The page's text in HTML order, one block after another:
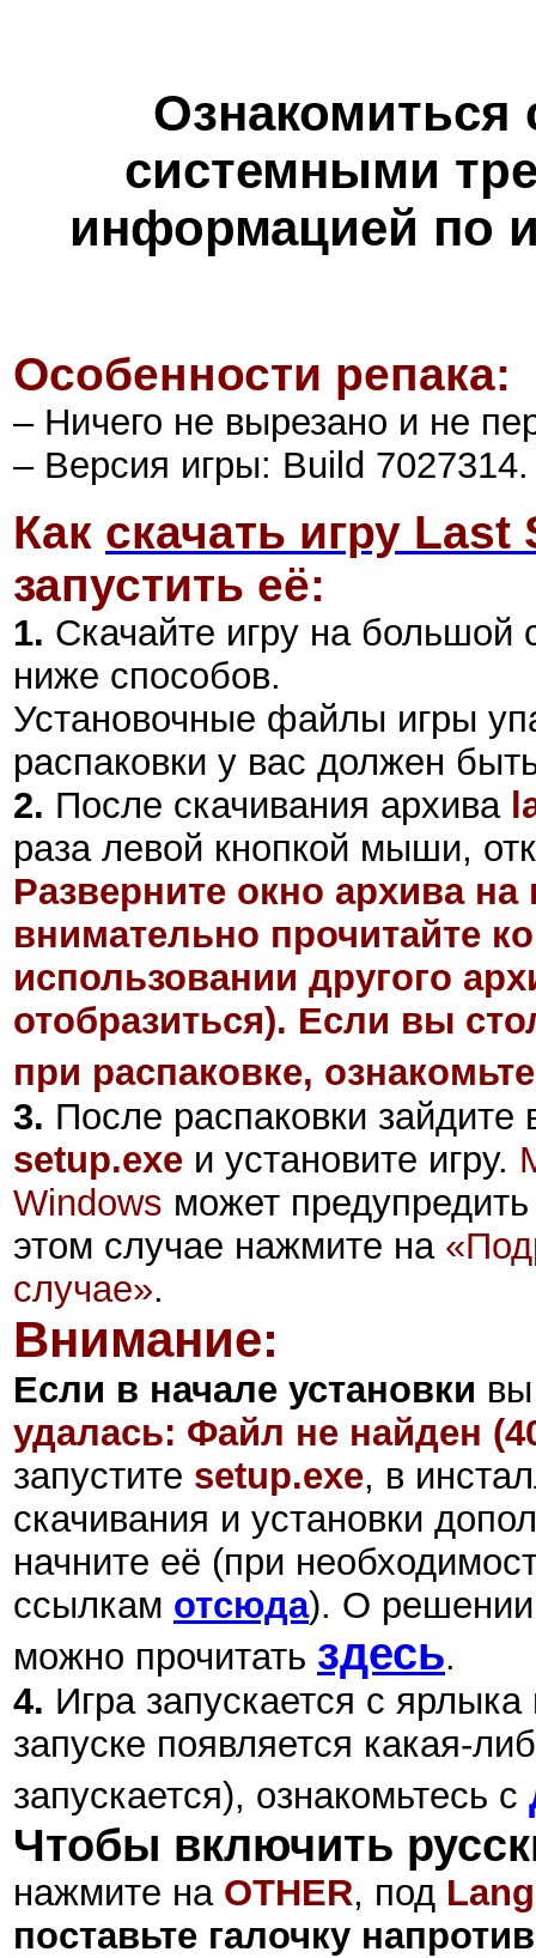
Ознакомиться
системными
информацией по
Особенности репака:
– Ничего не вырезано и не
– Версия игры: Build 7027314.
Как скачать игру Last
запустить её:
1. Скачайте игру на большой
ниже способов.
Установочные файлы игры
распаковки у вас должен
2. После скачивания архива
раза левой кнопкой мыши,
Разверните окно архива на
внимательно прочитайте
использовании другого
отобразиться). Если вы
при распаковке,
3. После распаковки зайдите
setup.exe и установите игру.
Windows может
этом случае нажмите на
случае».
Внимание:
Если в начале установки
удалась: Файл не найден
запустите setup.exe, в
скачивания и установки
начните её (при
ссылкам отсюда). О решении
можно прочитать здесь.
4. Игра запускается с
запуске появляется какая-
запускается), ознакомьтесь с
Чтобы включить
нажмите на OTHER, под
поставьте галочку напротив